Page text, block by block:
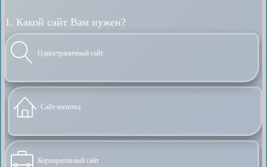
1. Какой сайт Вам нужен?
Одностраничный сайт
Сайт-визитка
Корпоративный сайт